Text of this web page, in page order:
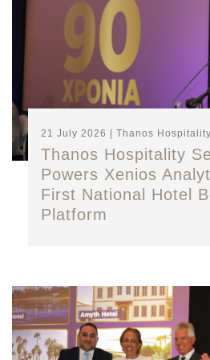
21 July 2026 | Thanos
Thanos Hospitality
Powers Xenios
First National Hotel
Platform